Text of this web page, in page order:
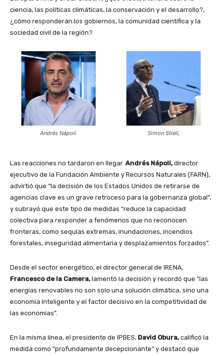
ciencia, las políticas climáticas, la conservación y el desarrollo?,
¿cómo responderán los gobiernos, la comunidad científica y la
sociedad civil de la región?
Andrés Nápoli Simon Stiell,
Las reacciones no tardaron en llegar. Andrés Nápoli,director
ejecutivo de la Fundación Ambiente y Recursos Naturales (FARN),
advirtió que “la decisión de los Estados Unidos de retirarse de
agencias clave es un grave retroceso para la gobernanza global”,
y subrayó que este tipo de medidas “reduce la capacidad
colectiva para responder a fenómenos que no reconocen
fronteras, como sequías extremas, inundaciones, incendios
forestales, inseguridad alimentaria y desplazamientos forzados”.
Desde el sector energético, el director general de IRENA,
Francesco de la Camera,lamentó la decisión y recordó que “las
energías renovables no son solo una solución climática, sino una
economía inteligente y el factor decisivo en la competitividad de
las economías”.
En la misma línea, el presidente de IPBES, David Obura,calificó la
medida como “profundamente decepcionante” y destacó que